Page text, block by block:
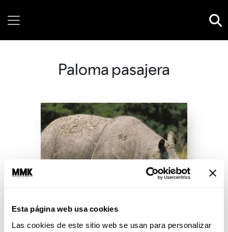
Esta página web usa cookies
Las cookies de este sitio web se usan para personalizar
Paloma pasajera